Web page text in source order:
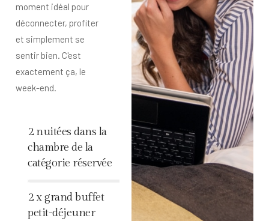
moment idéal pour
déconnecter, profiter
et simplement se
sentir bien. C'est
exactement ça, le
week-end.
2 nuitées dans la
chambre de la
catégorie réservée
2 x grand buffet
petit-déjeuner